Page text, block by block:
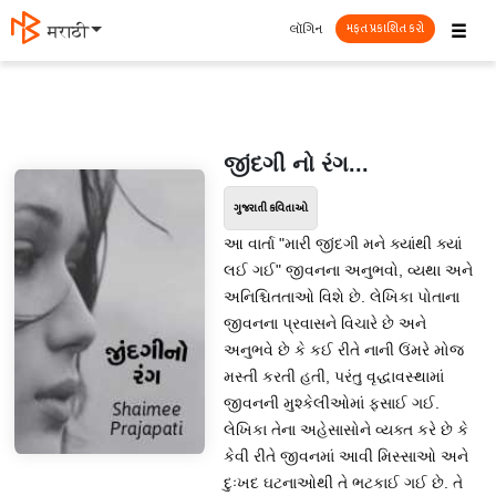
मराठी ☰
લૉગિન મફત પ્રકાશિત કરો
જીંદગી નો રંગ...
ગુજરાતી કવિતાઓ
આ વાર્તા "મારી જીંદગી મને ક્યાંથી ક્યાં
લઈ ગઈ" જીવનના અનુભવો, વ્યથા અને
અનિશ્ચિતતાઓ વિશે છે. લેખિકા પોતાના
જીવનના પ્રવાસને વિચારે છે અને
અનુભવે છે કે કઈ રીતે નાની ઉંમરે મોજ
મસ્તી કરતી હતી, પરંતુ વૃદ્ધાવસ્થામાં
જીવનની મુશ્કેલીઓમાં ફસાઈ ગઈ.
લેખિકા તેના અહેસાસોને વ્યક્ત કરે છે કે
કેવી રીતે જીવનમાં આવી મિસ્સાઓ અને
દુઃખદ ઘટનાઓથી તે ભટકાઈ ગઈ છે. તે